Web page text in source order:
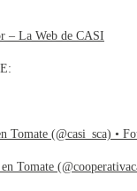
– La Web de CASI
Tomate (@casi_sca) •
Tomate